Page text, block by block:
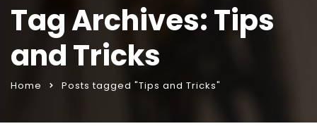
Tag Archives: Tips
and Tricks
Home Posts tagged "Tips and Tricks"